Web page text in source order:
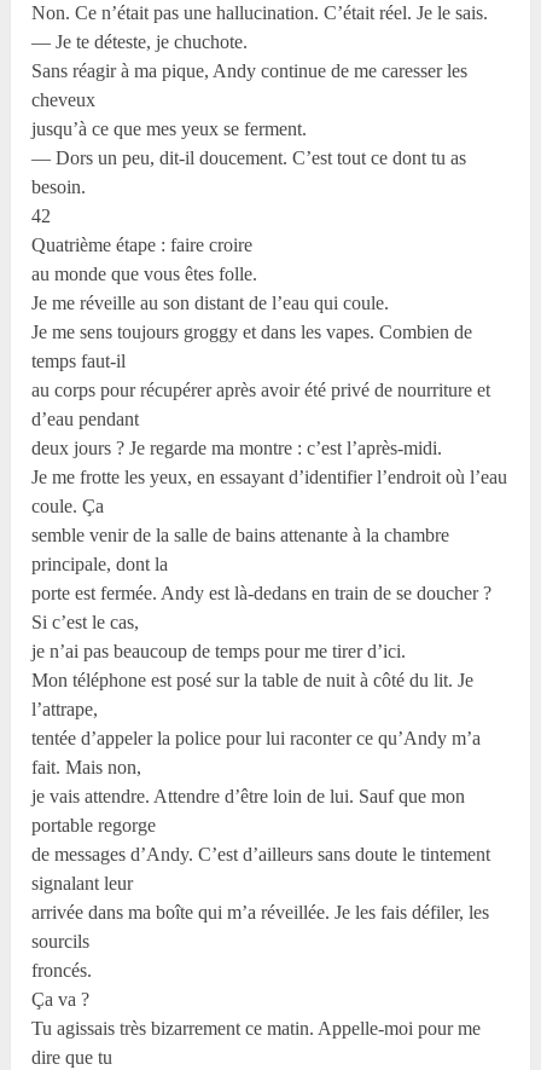
Non. Ce n’était pas une hallucination. C’était réel. Je le sais.
— Je te déteste, je chuchote.
Sans réagir à ma pique, Andy continue de me caresser les
cheveux
jusqu’à ce que mes yeux se ferment.
— Dors un peu, dit-il doucement. C’est tout ce dont tu as
besoin.
42
Quatrième étape : faire croire
au monde que vous êtes folle.
Je me réveille au son distant de l’eau qui coule.
Je me sens toujours groggy et dans les vapes. Combien de
temps faut-il
au corps pour récupérer après avoir été privé de nourriture et
d’eau pendant
deux jours ? Je regarde ma montre : c’est l’après-midi.
Je me frotte les yeux, en essayant d’identifier l’endroit où l’eau
coule. Ça
semble venir de la salle de bains attenante à la chambre
principale, dont la
porte est fermée. Andy est là-dedans en train de se doucher ?
Si c’est le cas,
je n’ai pas beaucoup de temps pour me tirer d’ici.
Mon téléphone est posé sur la table de nuit à côté du lit. Je
l’attrape,
tentée d’appeler la police pour lui raconter ce qu’Andy m’a
fait. Mais non,
je vais attendre. Attendre d’être loin de lui. Sauf que mon
portable regorge
de messages d’Andy. C’est d’ailleurs sans doute le tintement
signalant leur
arrivée dans ma boîte qui m’a réveillée. Je les fais défiler, les
sourcils
froncés.
Ça va ?
Tu agissais très bizarrement ce matin. Appelle-moi pour me
dire que tu